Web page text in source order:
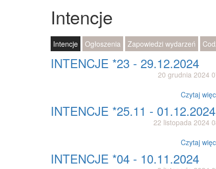
Intencje
Intencje Ogłoszenia Zapowiedzi wydarzeń
INTENCJE *23 - 29.12.2024
20 grudnia 2024
Czytaj
INTENCJE *25.11 - 01.12.2024
22 listopada 2024
Czytaj
INTENCJE *04 - 10.11.2024